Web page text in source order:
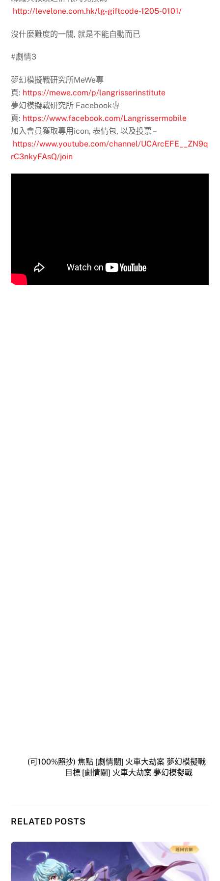
http://levelone.com.hk/lg-giftcode-1205-0101/
沒什麼難度的一關, 就是不能自動而已
#劇情3
夢幻模擬戰研究所MeWe專
頁: https://mewe.com/p/langrisserinstitute
夢幻模擬戰研究所 Facebook專
頁: https://www.facebook.com/Langrissermobile
加入會員獲取專用icon, 表情包, 以及投票 –
https://www.youtube.com/channel/UCArcEFE__ZN9q
rC3nkyFAsQ/join
(可100%照抄) 焦點 [劇情關] 火車大劫案 夢幻模擬戰
目標 [劇情關] 火車大劫案 夢幻模擬戰
RELATED POSTS